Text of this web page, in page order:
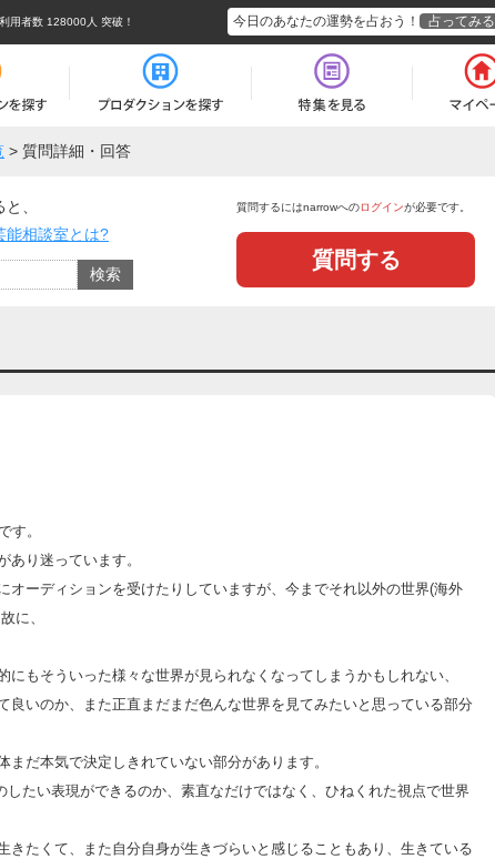
利用者数 128000人 突破！ 今日のあなたの運勢を占おう！ 占ってみる
> 質問詳細・回答
、
能相談室とは?
質問するにはnarrowへのログインが必要です。
質問する
す。
り迷っています。
オーディションを受けたりしていますが、今までそれ以外の世界(海外
に、
もそういった様々な世界が見られなくなってしまうかもしれない、
良いのか、また正直まだまだ色んな世界を見てみたいと思っている部分
だ本気で決定しきれていない部分があります。
たい表現ができるのか、素直なだけではなく、ひねくれた視点で世界
たくて、また自分自身が生きづらいと感じることもあり、生きている